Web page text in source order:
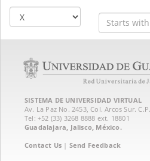
SISTEMA DE UNIVERSIDAD VIRTUAL
Av. La Paz No. 2453, Col. Arcos Sur.
Tel: +52 (33) 3268 8888‏ ext. 18801
Guadalajara, Jalisco, México.
Contact Us | Send Feedback